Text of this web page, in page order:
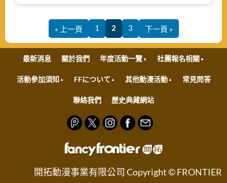
« 上一頁 1 2 3 下一頁 »
最新消息 關於我們 年度活動一覽 社團報名相關
活動參加須知 FFについて 其他動漫活動 常見問答
聯絡我們 歷史典藏網站
開拓動漫事業有限公司 Copyright © FRONTIER